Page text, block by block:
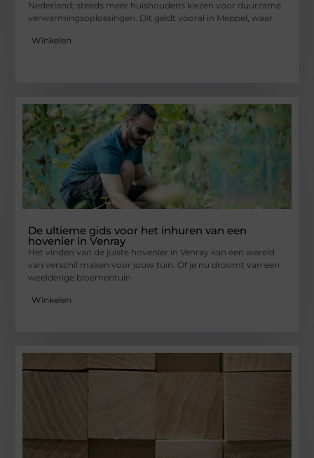
Nederland; steeds meer huishoudens kiezen voor duurzame
verwarmingsoplossingen. Dit geldt vooral in Meppel, waar
Winkelen
De ultieme gids voor het inhuren van een
hovenier in Venray
Het vinden van de juiste hovenier in Venray kan een wereld
van verschil maken voor jouw tuin. Of je nu droomt van een
weelderige bloementuin
Winkelen